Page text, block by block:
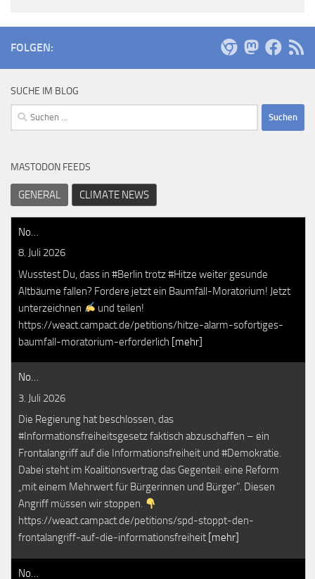
FOLGEN:
SUCHE IM BLOG
Suchen
nach:
MASTODON FEEDS
GENERAL CLIMATE NEWS
No…
8. Juli 2026
Wusstest Du, dass in #Berlin trotz #Hitze weiter gesunde
Altbäume fallen? Fordere jetzt ein Baumfäll-Moratorium! Jetzt
unterzeichnen
und teilen!
https://weact.campact.de/petitions/hitze-alarm-sofortiges-
baumfall-moratorium-erforderlich [mehr]
No…
3. Juli 2026
Die Regierung hat beschlossen, das
#Informationsfreiheitsgesetz faktisch abzuschaffen – ein
Frontalangriff auf die Informationsfreiheit und #Demokratie.
Dabei steht im Koalitionsvertrag das Gegenteil: eine Reform
„mit einem Mehrwert für Bürgerinnen und Bürger". Diesen
Angriff müssen wir stoppen.
https://weact.campact.de/petitions/spd-stoppt-den-
frontalangriff-auf-die-informationsfreiheit [mehr]
No…